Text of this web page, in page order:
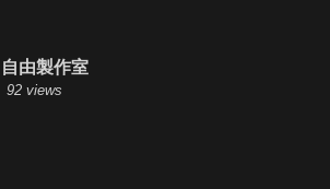
自由製作室
92 views